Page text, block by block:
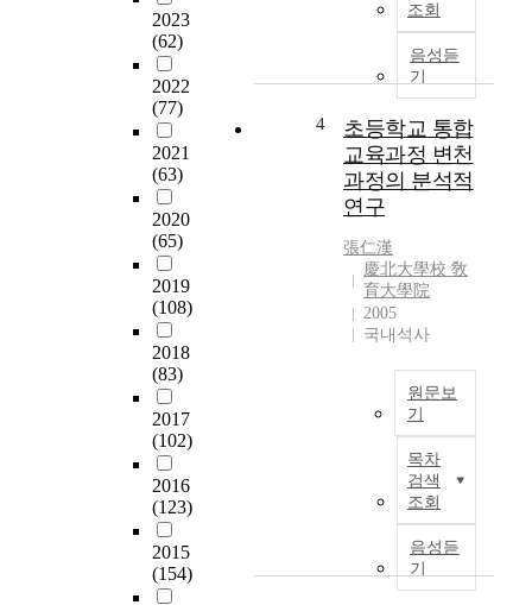
2023
(62)
2022
(77)
2021
(63)
2020
(65)
2019
(108)
2018
(83)
2017
(102)
2016
(123)
2015
(154)
진
i
조회
음성듣
기
4
초등학교 통합
교육과정 변천
과정의 분석적
연구
張仁漢
慶北大學校 敎
育大學院
2005
국내석사
원문보
기
목차
검색
조회
음성듣
기